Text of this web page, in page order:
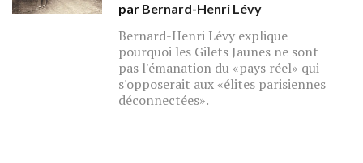
par Bernard-Henri Lévy
Bernard-Henri Lévy explique
pourquoi les Gilets Jaunes ne sont
pas l'émanation du «pays réel» qui
s'opposerait aux «élites parisiennes
déconnectées».